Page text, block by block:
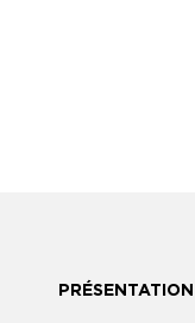
PRÉSENTATION